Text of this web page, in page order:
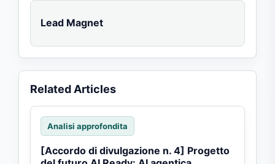
Lead Magnet
Related Articles
Analisi approfondita
[Accordo di divulgazione n. 4] Progetto